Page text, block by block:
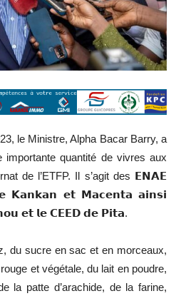
le Ministre, Alpha Bacar Barry, a
importante quantité de vivres aux
de l’ETFP. Il s’agit des 𝗘𝗡𝗔𝗘
𝗞𝗮𝗻𝗸𝗮𝗻 𝗲𝘁 𝗠𝗮𝗰𝗲𝗻𝘁𝗮 𝗮𝗶𝗻𝘀𝗶
𝗲𝘁 𝗹𝗲 𝗖𝗘𝗘𝗗 𝗱𝗲 𝗣𝗶𝘁𝗮.
du sucre en sac et en morceaux,
et végétale, du lait en poudre,
la patte d’arachide, de la farine,